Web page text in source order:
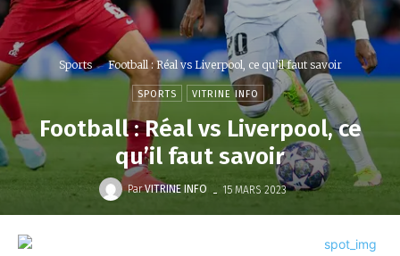
Sports Football : Réal vs Liverpool, ce qu’il faut savoir
SPORTS VITRINE INFO
Football : Réal vs Liverpool, ce
qu’il faut savoir
Par VITRINE INFO - 15 MARS 2023